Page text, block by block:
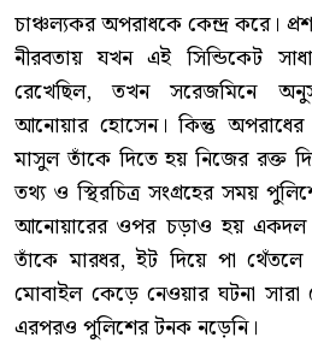
চাঞ্চল্যকর অপরাধকে কেন্দ্র করে।
নীরবতায় যখন এই সিন্ডিকেট
রেখেছিল, তখন সরেজমিনে
আনোয়ার হোসেন। কিন্তু
মাসুল তাঁকে দিতে হয় নিজের রক্ত
তথ্য ও স্থিরচিত্র সংগ্রহের সময়
আনোয়ারের ওপর চড়াও হয় একদল
তাঁকে মারধর, ইট দিয়ে পা
মোবাইল কেড়ে নেওয়ার ঘটনা
এরপরও পুলিশের টনক নড়েনি।